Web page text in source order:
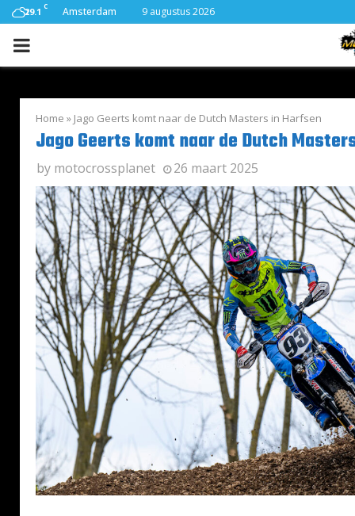
29.1 C Amsterdam 9 augustus 2026
PRIMARY
Home » Jago Geerts komt naar de Dutch Masters in Harfsen
Jago Geerts komt naar de Dutch
by motocrossplanet 26 maart 2025